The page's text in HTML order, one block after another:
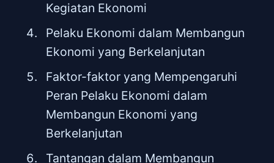
Kegiatan Ekonomi
Pelaku Ekonomi dalam Membangun
Ekonomi yang Berkelanjutan
Faktor-faktor yang Mempengaruhi
Peran Pelaku Ekonomi dalam
Membangun Ekonomi yang
Berkelanjutan
Tantangan dalam Membangun